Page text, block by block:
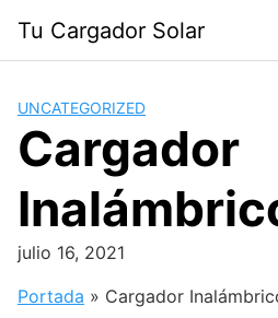
contenido
Tu Cargador Solar
UNCATEGORIZED
Cargador
julio 16, 2021
Portada » Cargador